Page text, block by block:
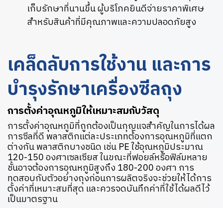
เก็บรักษาที่นานขึ้น ผู้บริโภคยินดีจ่ายราคาพิเศษ
สำหรับสินค้าที่มีคุณภาพและความปลอดภัยสูง
เคล็ดลับการใช้งาน และการ
บำรุงรักษาเครื่องซีลถุง
การตั้งค่าอุณหภูมิให้เหมาะสมกับวัสดุ
การตั้งค่าอุณหภูมิที่ถูกต้องเป็นกุญแจสำคัญในการได้ผล
การซีลที่ดี พลาสติกแต่ละประเภทต้องการอุณหภูมิที่แตก
ต่างกัน พลาสติกบางชนิด เช่น PE ใช้อุณหภูมิประมาณ
120-150 องศาเซลเซียส ในขณะที่ฟอยล์หรือฟิล์มหลาย
ชั้นอาจต้องการอุณหภูมิสูงถึง 180-200 องศา การ
ทดสอบกับตัวอย่างถุงก่อนการผลิตจริงจะช่วยให้ได้การ
ตั้งค่าที่เหมาะสมที่สุด และควรจดบันทึกค่าที่ใช้ได้ผลดีไว้
เป็นมาตรฐาน